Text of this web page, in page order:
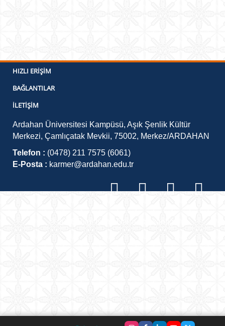
HIZLI ERIŞIM
BAĞLANTILAR
İLETIŞIM
Ardahan Üniversitesi Kampüsü, Aşık Şenlik Kültür
Merkezi, Çamlıçatak Mevkii, 75002, Merkez/ARDAHAN
Telefon : (0478) 211 7575 (6061)
E-Posta : karmer@ardahan.edu.tr